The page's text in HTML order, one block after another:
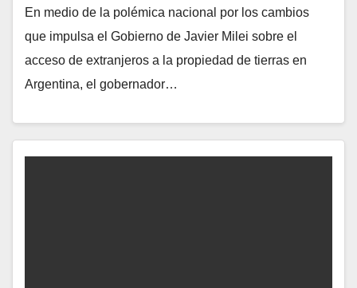
En medio de la polémica nacional por los cambios
que impulsa el Gobierno de Javier Milei sobre el
acceso de extranjeros a la propiedad de tierras en
Argentina, el gobernador…